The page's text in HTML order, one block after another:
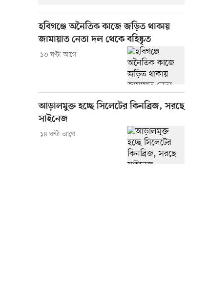
হবিগঞ্জে অনৈতিক কাজে জড়িত থাকায়
জামায়াত নেতা দল থেকে বহিষ্কৃত
১৩ ঘণ্টা আগে
আড়ালমুক্ত হচ্ছে সিলেটের কিনব্রিজ, সরছে
সাইনেজ
১৪ ঘণ্টা আগে